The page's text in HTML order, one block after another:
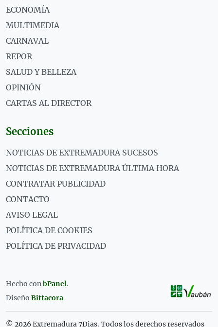
ECONOMÍA
MULTIMEDIA
CARNAVAL
REPOR
SALUD Y BELLEZA
OPINIÓN
CARTAS AL DIRECTOR
Secciones
NOTICIAS DE EXTREMADURA SUCESOS
NOTICIAS DE EXTREMADURA ÚLTIMA HORA
CONTRATAR PUBLICIDAD
CONTACTO
AVISO LEGAL
POLÍTICA DE COOKIES
POLÍTICA DE PRIVACIDAD
Hecho conbPanel.
Diseño Bittacora
© 2026 Extremadura 7Dias. Todos los derechos reservados